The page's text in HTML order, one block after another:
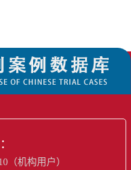
（机构用户）